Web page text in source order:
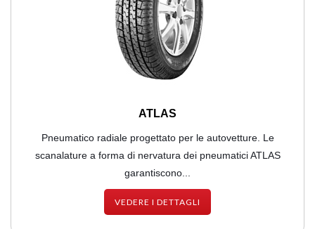
ATLAS
Pneumatico radiale progettato per le autovetture. Le
scanalature a forma di nervatura dei pneumatici ATLAS
garantiscono...
VEDERE I DETTAGLI